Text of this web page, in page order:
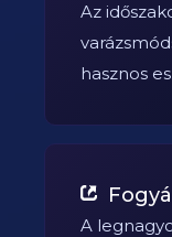
Az
hasznos
A